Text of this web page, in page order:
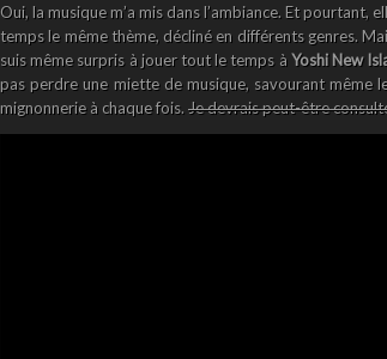
Oui, la musique m’a mis dans l’ambiance. Et
temps le même thème, décliné en différents genres.
suis même surpris à jouer tout le temps àYoshi New
pas perdre une miette de musique, savourant même
mignonnerie à chaque fois. Je devrais peut-être